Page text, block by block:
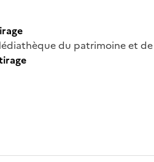
du patrimoine et